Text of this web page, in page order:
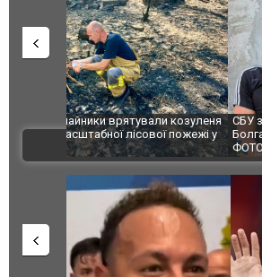
пожежі у
СБУ за сприяння Нацполіції та
Болгарії затримала
ФОТО
ВІДЕО